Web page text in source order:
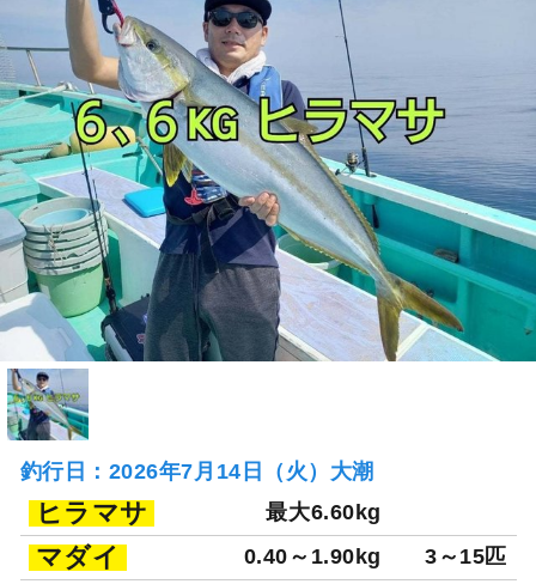
釣行日：2026年7月14日（火）大潮
ヒラマサ 最大6.60kg
マダイ 0.40～1.90kg 3～15匹